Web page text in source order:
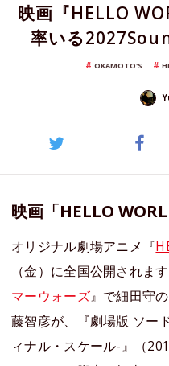
映画『HELLO
率いる
OKAMOTO'S
映画「HELLO
オリジナル劇場アニメ『
（金）に全国公開されま
マーウォーズ』で細田守
藤智彦が、『劇場版 ソー
ィナル・スケール-』（